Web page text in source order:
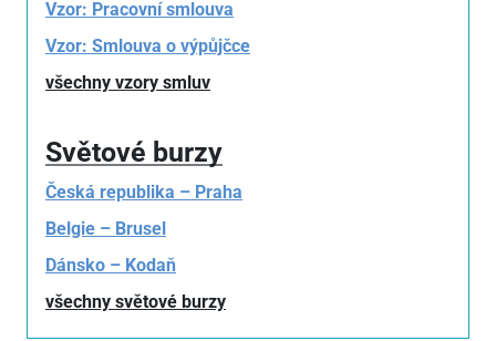
Vzor: Pracovní smlouva
Vzor: Smlouva o výpůjčce
všechny vzory smluv
Světové burzy
Česká republika – Praha
Belgie – Brusel
Dánsko – Kodaň
všechny světové burzy